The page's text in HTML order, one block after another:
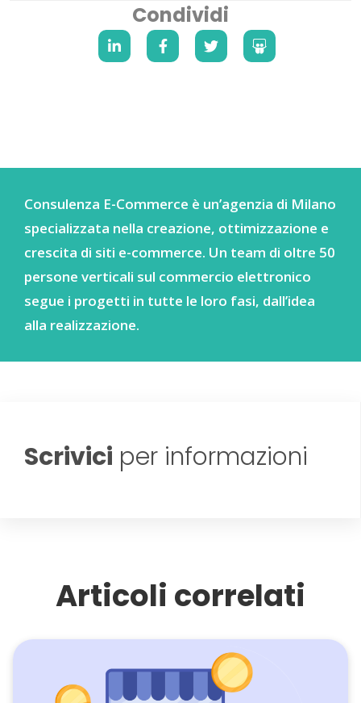
Condividi
Consulenza E-Commerce è un’agenzia di Milano
specializzata nella creazione, ottimizzazione e
crescita di siti e-commerce. Un team di oltre 50
persone verticali sul commercio elettronico
segue i progetti in tutte le loro fasi, dall’idea
alla realizzazione.
Scrivici per informazioni
Articoli correlati